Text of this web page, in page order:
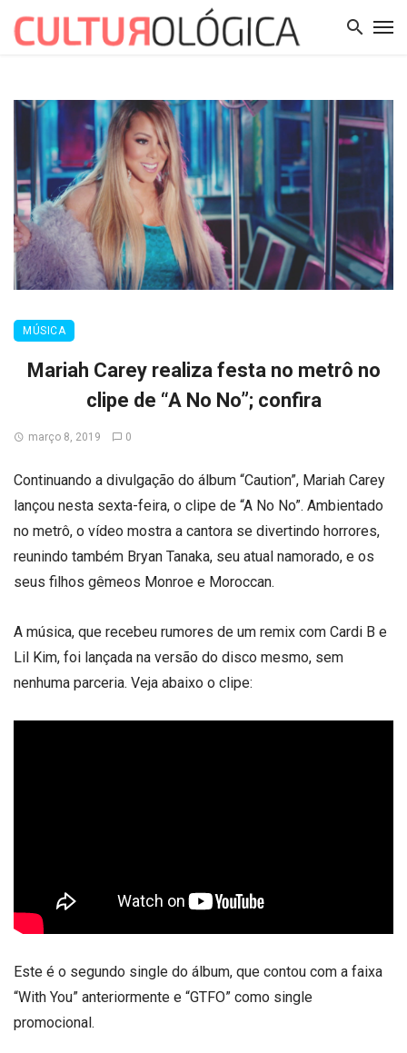
MÚSICA
Mariah Carey realiza festa no metrô no
clipe de “A No No”; confira
março 8, 2019 0
Continuando a divulgação do álbum “Caution”, Mariah Carey
lançou nesta sexta-feira, o clipe de “A No No”. Ambientado
no metrô, o vídeo mostra a cantora se divertindo horrores,
reunindo também Bryan Tanaka, seu atual namorado, e os
seus filhos gêmeos Monroe e Moroccan.
A música, que recebeu rumores de um remix com Cardi B e
Lil Kim, foi lançada na versão do disco mesmo, sem
nenhuma parceria. Veja abaixo o clipe:
Este é o segundo single do álbum, que contou com a faixa
“With You” anteriormente e “GTFO” como single
promocional.